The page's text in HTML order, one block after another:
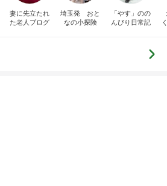
た老人ブログ
なの小探険
んびり日常記